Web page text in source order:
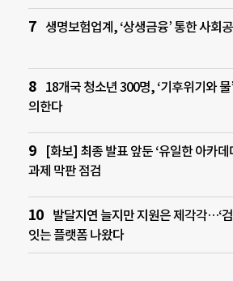
생명보험업계, ‘상생금융’ 통한 사회
18개국 청소년 300명, ‘기후위기와 물
의한다
[화보] 최종 발표 앞둔 ‘유일한 아카
과제 막판 점검
발달지연 늘지만 지원은 제각각…‘
잇는 플랫폼 나왔다